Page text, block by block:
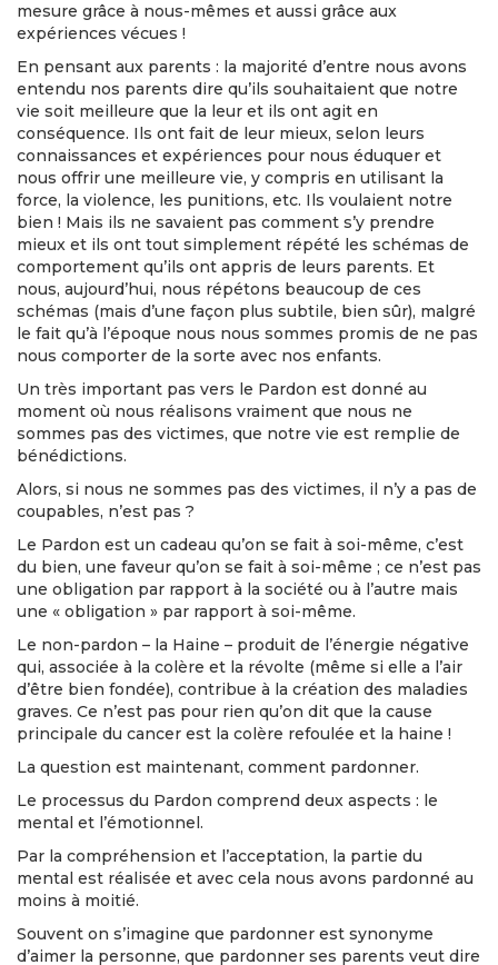
mesure grâce à nous-mêmes et aussi grâce aux
expériences vécues !
En pensant aux parents : la majorité d’entre nous avons
entendu nos parents dire qu’ils souhaitaient que notre
vie soit meilleure que la leur et ils ont agit en
conséquence. Ils ont fait de leur mieux, selon leurs
connaissances et expériences pour nous éduquer et
nous offrir une meilleure vie, y compris en utilisant la
force, la violence, les punitions, etc. Ils voulaient notre
bien ! Mais ils ne savaient pas comment s’y prendre
mieux et ils ont tout simplement répété les schémas de
comportement qu’ils ont appris de leurs parents. Et
nous, aujourd’hui, nous répétons beaucoup de ces
schémas (mais d’une façon plus subtile, bien sûr), malgré
le fait qu’à l’époque nous nous sommes promis de ne pas
nous comporter de la sorte avec nos enfants.
Un très important pas vers le Pardon est donné au
moment où nous réalisons vraiment que nous ne
sommes pas des victimes, que notre vie est remplie de
bénédictions.
Alors, si nous ne sommes pas des victimes, il n’y a pas de
coupables, n’est pas ?
Le Pardon est un cadeau qu’on se fait à soi-même, c’est
du bien, une faveur qu’on se fait à soi-même ; ce n’est pas
une obligation par rapport à la société ou à l’autre mais
une « obligation » par rapport à soi-même.
Le non-pardon – la Haine – produit de l’énergie négative
qui, associée à la colère et la révolte (même si elle a l’air
d’être bien fondée), contribue à la création des maladies
graves. Ce n’est pas pour rien qu’on dit que la cause
principale du cancer est la colère refoulée et la haine !
La question est maintenant, comment pardonner.
Le processus du Pardon comprend deux aspects : le
mental et l’émotionnel.
Par la compréhension et l’acceptation, la partie du
mental est réalisée et avec cela nous avons pardonné au
moins à moitié.
Souvent on s’imagine que pardonner est synonyme
d’aimer la personne, que pardonner ses parents veut dire